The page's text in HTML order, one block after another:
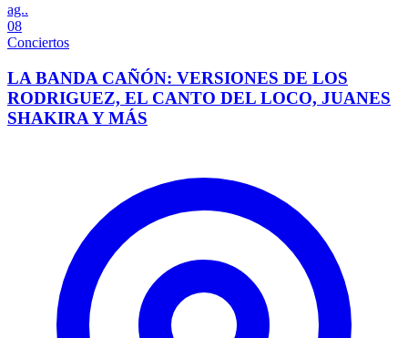
ag..
08
Conciertos
LA BANDA CAÑÓN: VERSIONES DE LOS
RODRIGUEZ, EL CANTO DEL LOCO, JUANES
SHAKIRA Y MÁS